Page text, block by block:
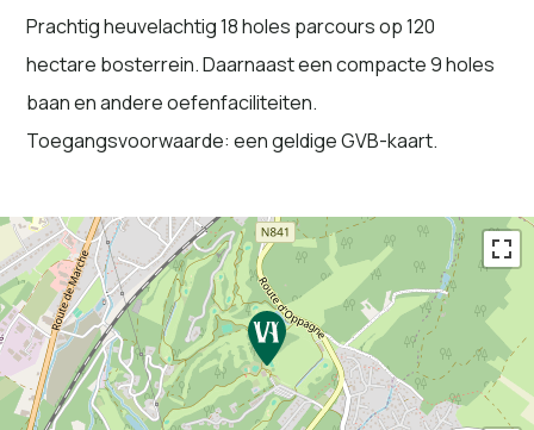
Prachtig heuvelachtig 18 holes parcours op 120
hectare bosterrein. Daarnaast een compacte 9 holes
baan en andere oefenfaciliteiten.
Toegangsvoorwaarde: een geldige GVB-kaart.